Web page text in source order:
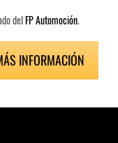
delFP Automoción.
INFORMACIÓN